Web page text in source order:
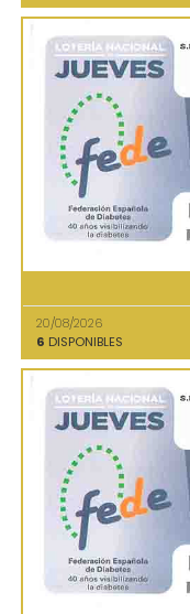
20/08/2026
6 DISPONIBLES